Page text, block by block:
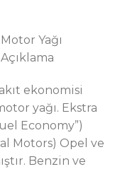
Yağı
ekonomisi
yağı. Ekstra
Economy”)
Motors) Opel ve
Benzin ve